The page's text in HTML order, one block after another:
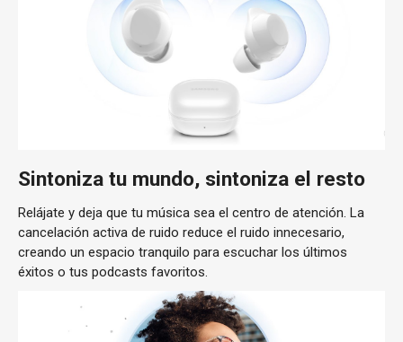
Sintoniza tu mundo, sintoniza el resto
Relájate y deja que tu música sea el centro de atención. La
cancelación activa de ruido reduce el ruido innecesario,
creando un espacio tranquilo para escuchar los últimos
éxitos o tus podcasts favoritos.